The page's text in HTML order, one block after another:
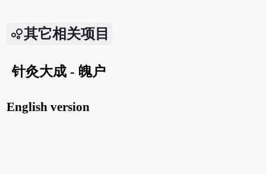
其它相关项目
针灸大成 - 魄户
English version